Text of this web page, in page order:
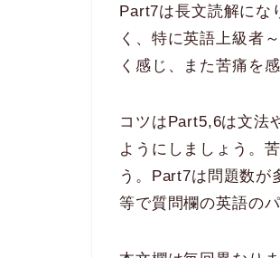
Part7は長文読解にな
く、特に英語上級者
く感じ、また苦痛を
コツはPart5,6は文法
ようにしましょう。
う。Part7は問題数が
等で質問欄の英語の